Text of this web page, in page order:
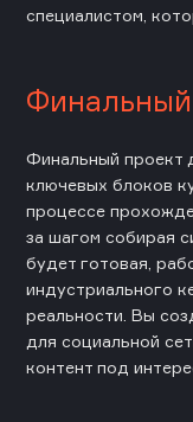
специалистом,
Финальный
Финальный проект
ключевых блоков
процессе
за шагом собирая
будет готовая,
индустриального
реальности. Вы
для социальной
контент под